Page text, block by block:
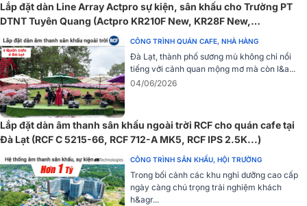
Vỏ nhôm đúc của đèn không chỉ mang lại độ bền cao mà còn giúp
tản nhiệt tốt, bảo vệ các linh kiện bên trong, đảm bảo hiệu suất hoạt
động ổn định.
Sản phẩm phù hợp cho các sự kiện sân khấu, hội nghị và trình diễn
ánh sáng chuyên nghiệp.
Đèn ParLed Bksound Par54 được phân phối chính hãng với mức
giá tốt nhất thị trường Việt Nam. Liên hệ 1900 0255 để được tư vấn
chi tiết về sản phẩm.
Lắp đặt dàn Line Array Actpro sự kiện, sân khấu cho Trường PT
DTNT Tuyên Quang (Actpro KR210F New, KR28F New,
UTA1802DSP,…)
CÔNG TRÌNH QUÁN CAFE, NHÀ HÀNG
Đà Lạt, thành phố sương mù không chỉ nổi
tiếng với cảnh quan mộng mơ mà còn l&a...
04/06/2026
Lắp đặt dàn âm thanh sân khấu ngoài trời RCF cho quán cafe tại
Đà Lạt (RCF C 5215-66, RCF 712-A MK5, RCF IPS 2.5K...)
CÔNG TRÌNH SÂN KHẤU, HỘI TRƯỜNG
Trong bối cảnh các khu nghỉ dưỡng cao cấp
ngày càng chú trọng trải nghiệm khách
h&agr...